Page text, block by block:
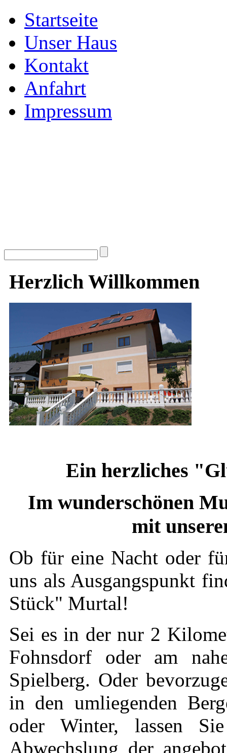
Startseite
Unser Haus
Kontakt
Anfahrt
Impressum
Herzlich Willkommen
Ein herzliches
Im wunderschönen
mit
Ob für eine Nacht oder
uns als Ausgangspunkt
Stück" Murtal!
Sei es in der nur 2
Fohnsdorf oder am
Spielberg. Oder
in den umliegenden
oder Winter, lassen
Abwechslung der